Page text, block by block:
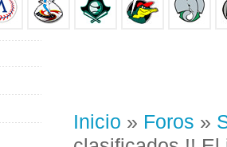
Inicio » Foros »